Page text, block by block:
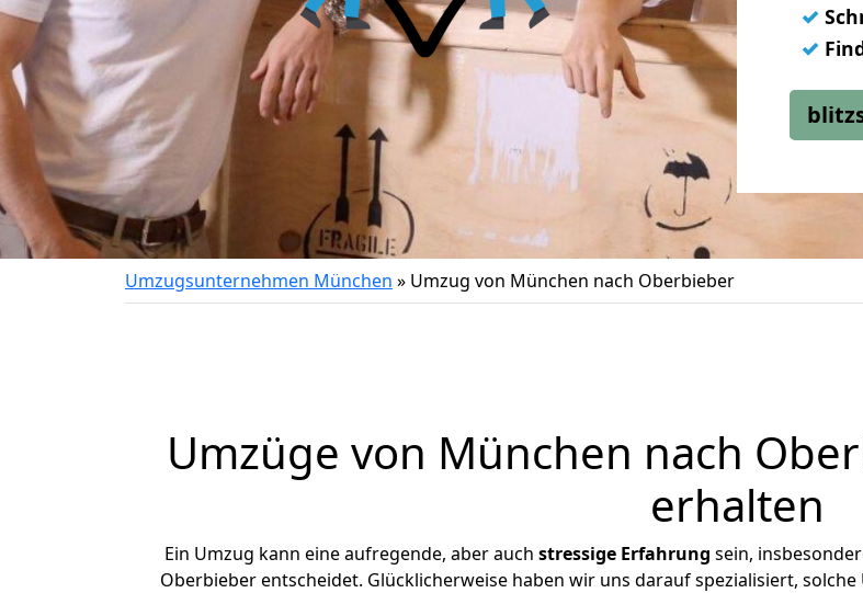
✓
✓
Umzugsunternehmen München » Umzug von München nach Oberbieber
Umzüge von München nach
erhalten
Ein Umzug kann eine aufregende, aber auch stressige Erfahrung sein,
Oberbieber entscheidet. Glücklicherweise haben wir uns darauf spezialisiert,